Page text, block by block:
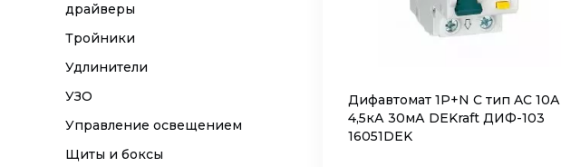
драйверы
Тройники
Удлинители
УЗО
Управление освещением
Щиты и боксы
Дифавтомат 1P+N C тип AC 10А
4,5кА 30мА DEKraft ДИФ-103
16051DEK